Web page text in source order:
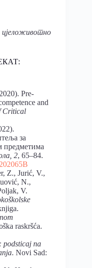
Pre-
and
Critical
за
предметима
2, 65–84.
Z., Jurić, V.,
N.,
V.
raskršća.
podsticaj na
. Novi Sad: